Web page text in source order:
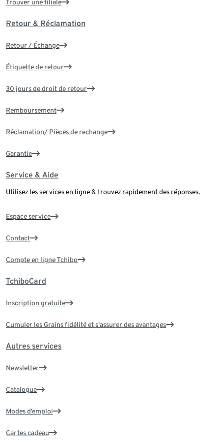
Trouver une filiale
Retour & Réclamation
Retour / Échange
Étiquette de retour
30 jours de droit de retour
Remboursement
Réclamation/ Pièces de rechange
Garantie
Service & Aide
Utilisez les services en ligne & trouvez rapidement des réponses.
Espace service
Contact
Compte en ligne Tchibo
TchiboCard
Inscription gratuite
Cumuler les Grains fidélité et s'assurer des avantages
Autres services
Newsletter
Catalogue
Modes d’emploi
Cartes cadeau